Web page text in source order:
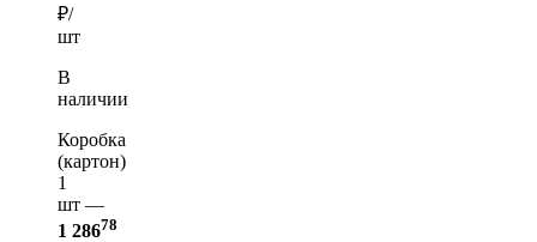
₽/
шт
В
наличии
Коробка
(картон)
1
шт —
1 28678